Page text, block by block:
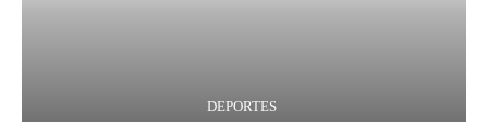
DEPORTES